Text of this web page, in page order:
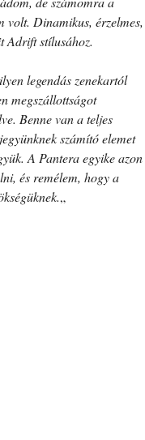
volt. Dinamikus, érzelmes,
Adrift stílusához.
legendás zenekartól
megszállottságot
Benne van a teljes
számító elemet
A Pantera egyike azon
és remélem, hogy a
„